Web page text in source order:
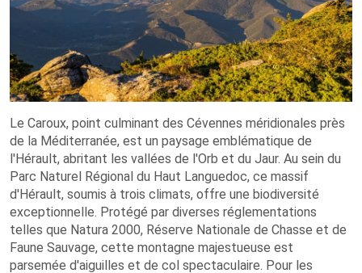
Le Caroux, point culminant des Cévennes méridionales près
de la Méditerranée, est un paysage emblématique de
l'Hérault, abritant les vallées de l'Orb et du Jaur. Au sein du
Parc Naturel Régional du Haut Languedoc, ce massif
d'Hérault, soumis à trois climats, offre une biodiversité
exceptionnelle. Protégé par diverses réglementations
telles que Natura 2000, Réserve Nationale de Chasse et de
Faune Sauvage, cette montagne majestueuse est
parsemée d'aiguilles et de col spectaculaire. Pour les